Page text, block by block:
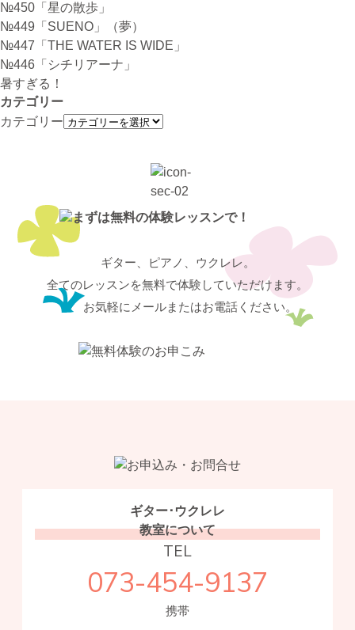
№450「星の散歩」
№449「SUENO」（夢）
№447「THE WATER IS WIDE」
№446「シチリアーナ」
暑すぎる！
カテゴリー
カテゴリー
ギター、ピアノ、ウクレレ。
全てのレッスンを無料で体験していただけます。
お気軽にメールまたはお電話ください。
ギター･ウクレレ
教室について
TEL
073-454-9137
携帯